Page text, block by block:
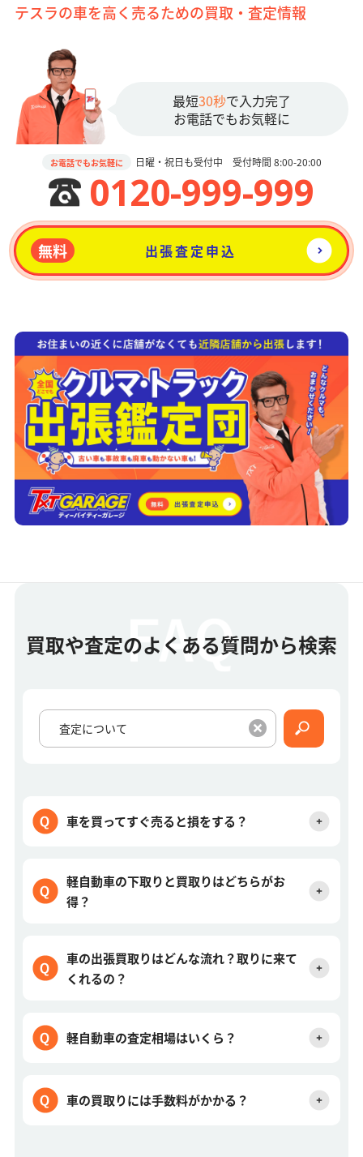
テスラの車を高く売るための買取・査定情報
最短30秒で入力完了
お電話でもお気軽に
お電話でもお気軽に 日曜・祝日も受付中 受付時間 8:00-20:00
0120-999-999
無料 出張査定申込
買取や査定のよくある質問から検索
車を買ってすぐ売ると損をする？
軽自動車の下取りと買取りはどちらがお
得？
車の出張買取りはどんな流れ？取りに来て
くれるの？
軽自動車の査定相場はいくら？
車の買取りには手数料がかかる？